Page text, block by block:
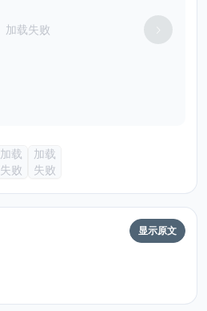
加载失败
加载
失败
加载
失败
显示原文